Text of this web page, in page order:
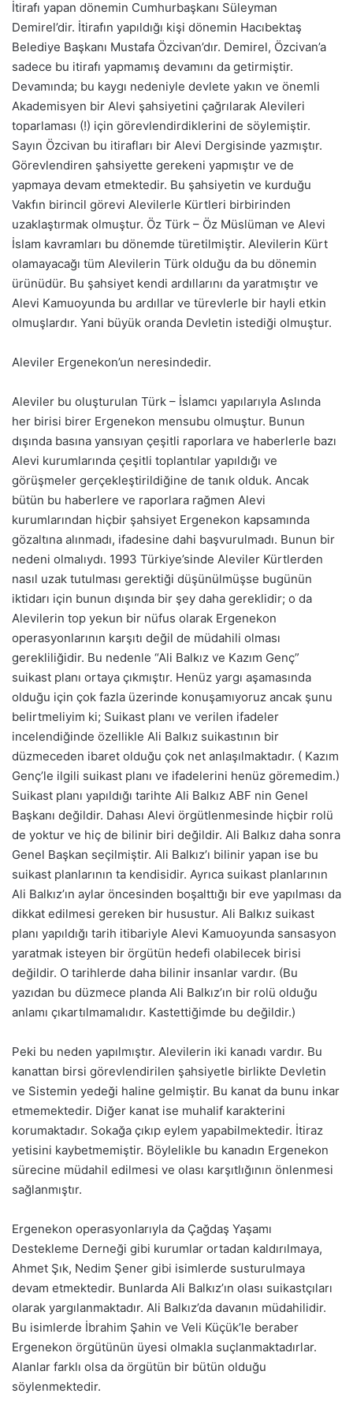
İtirafı yapan dönemin Cumhurbaşkanı Süleyman
Demirel’dir. İtirafın yapıldığı kişi dönemin Hacıbektaş
Belediye Başkanı Mustafa Özcivan’dır. Demirel, Özcivan’a
sadece bu itirafı yapmamış devamını da getirmiştir.
Devamında; bu kaygı nedeniyle devlete yakın ve önemli
Akademisyen bir Alevi şahsiyetini çağrılarak Alevileri
toparlaması (!) için görevlendirdiklerini de söylemiştir.
Sayın Özcivan bu itirafları bir Alevi Dergisinde yazmıştır.
Görevlendiren şahsiyette gerekeni yapmıştır ve de
yapmaya devam etmektedir. Bu şahsiyetin ve kurduğu
Vakfın birincil görevi Alevilerle Kürtleri birbirinden
uzaklaştırmak olmuştur. Öz Türk – Öz Müslüman ve Alevi
İslam kavramları bu dönemde türetilmiştir. Alevilerin Kürt
olamayacağı tüm Alevilerin Türk olduğu da bu dönemin
ürünüdür. Bu şahsiyet kendi ardıllarını da yaratmıştır ve
Alevi Kamuoyunda bu ardıllar ve türevlerle bir hayli etkin
olmuşlardır. Yani büyük oranda Devletin istediği olmuştur.
Aleviler Ergenekon’un neresindedir.
Aleviler bu oluşturulan Türk – İslamcı yapılarıyla Aslında
her birisi birer Ergenekon mensubu olmuştur. Bunun
dışında basına yansıyan çeşitli raporlara ve haberlerle bazı
Alevi kurumlarında çeşitli toplantılar yapıldığı ve
görüşmeler gerçekleştirildiğine de tanık olduk. Ancak
bütün bu haberlere ve raporlara rağmen Alevi
kurumlarından hiçbir şahsiyet Ergenekon kapsamında
gözaltına alınmadı, ifadesine dahi başvurulmadı. Bunun bir
nedeni olmalıydı. 1993 Türkiye’sinde Aleviler Kürtlerden
nasıl uzak tutulması gerektiği düşünülmüşse bugünün
iktidarı için bunun dışında bir şey daha gereklidir; o da
Alevilerin top yekun bir nüfus olarak Ergenekon
operasyonlarının karşıtı değil de müdahili olması
gerekliliğidir. Bu nedenle “Ali Balkız ve Kazım Genç”
suikast planı ortaya çıkmıştır. Henüz yargı aşamasında
olduğu için çok fazla üzerinde konuşamıyoruz ancak şunu
belirtmeliyim ki; Suikast planı ve verilen ifadeler
incelendiğinde özellikle Ali Balkız suikastının bir
düzmeceden ibaret olduğu çok net anlaşılmaktadır. ( Kazım
Genç’le ilgili suikast planı ve ifadelerini henüz göremedim.)
Suikast planı yapıldığı tarihte Ali Balkız ABF nin Genel
Başkanı değildir. Dahası Alevi örgütlenmesinde hiçbir rolü
de yoktur ve hiç de bilinir biri değildir. Ali Balkız daha sonra
Genel Başkan seçilmiştir. Ali Balkız’ı bilinir yapan ise bu
suikast planlarının ta kendisidir. Ayrıca suikast planlarının
Ali Balkız’ın aylar öncesinden boşalttığı bir eve yapılması da
dikkat edilmesi gereken bir husustur. Ali Balkız suikast
planı yapıldığı tarih itibariyle Alevi Kamuoyunda sansasyon
yaratmak isteyen bir örgütün hedefi olabilecek birisi
değildir. O tarihlerde daha bilinir insanlar vardır. (Bu
yazıdan bu düzmece planda Ali Balkız’ın bir rolü olduğu
anlamı çıkartılmamalıdır. Kastettiğimde bu değildir.)
Peki bu neden yapılmıştır. Alevilerin iki kanadı vardır. Bu
kanattan birsi görevlendirilen şahsiyetle birlikte Devletin
ve Sistemin yedeği haline gelmiştir. Bu kanat da bunu inkar
etmemektedir. Diğer kanat ise muhalif karakterini
korumaktadır. Sokağa çıkıp eylem yapabilmektedir. İtiraz
yetisini kaybetmemiştir. Böylelikle bu kanadın Ergenekon
sürecine müdahil edilmesi ve olası karşıtlığının önlenmesi
sağlanmıştır.
Ergenekon operasyonlarıyla da Çağdaş Yaşamı
Destekleme Derneği gibi kurumlar ortadan kaldırılmaya,
Ahmet Şık, Nedim Şener gibi isimlerde susturulmaya
devam etmektedir. Bunlarda Ali Balkız’ın olası suikastçıları
olarak yargılanmaktadır. Ali Balkız’da davanın müdahilidir.
Bu isimlerde İbrahim Şahin ve Veli Küçük’le beraber
Ergenekon örgütünün üyesi olmakla suçlanmaktadırlar.
Alanlar farklı olsa da örgütün bir bütün olduğu
söylenmektedir.